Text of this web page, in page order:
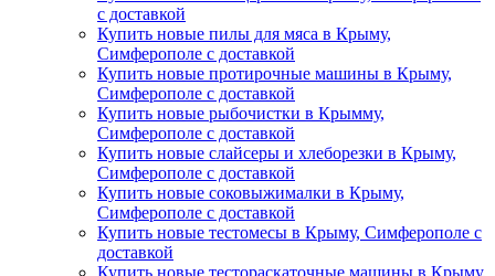
с доставкой
Купить новые пилы для мяса в Крыму,
Симферополе с доставкой
Купить новые протирочные машины в Крыму,
Симферополе с доставкой
Купить новые рыбочистки в Крымму,
Симферополе с доставкой
Купить новые слайсеры и хлеборезки в Крыму,
Симферополе с доставкой
Купить новые соковыжималки в Крыму,
Симферополе с доставкой
Купить новые тестомесы в Крыму, Симферополе с
доставкой
Купить новые тестораскаточные машины в Крыму,